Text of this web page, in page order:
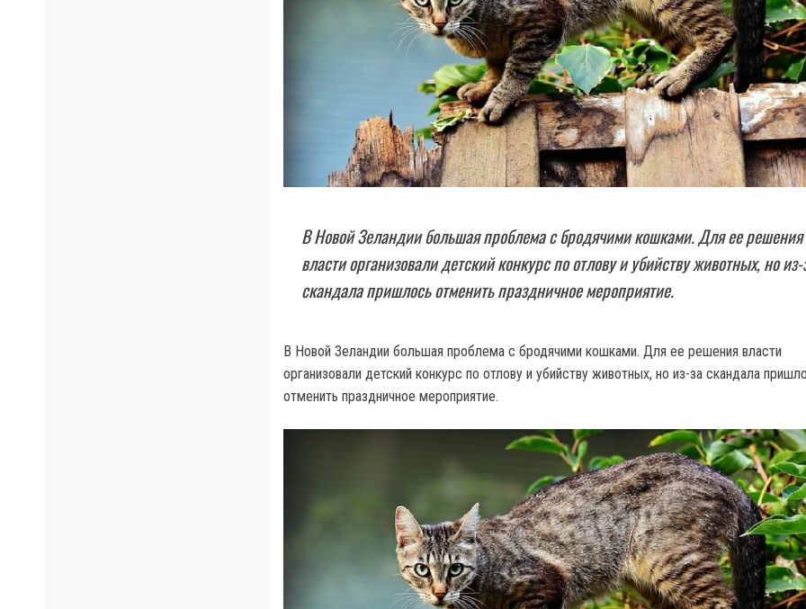
B Новой Зеландии большая проблема с бродячими кошками. Для ее решения
власти организовали детский конкурс по отлову и убийству животных, но из-
скандала пришлось отменить праздничное мероприятие.
B Новой Зеландии большая проблема с бродячими кошками. Для ее решения власти
организовали детский конкурс по отлову и убийству животных, но из-за скандала
отменить праздничное мероприятие.